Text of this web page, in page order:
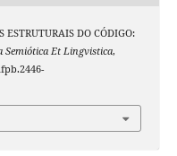
ESTRUTURAIS DO CÓDIGO:
Semiótica Et Lingvistica,